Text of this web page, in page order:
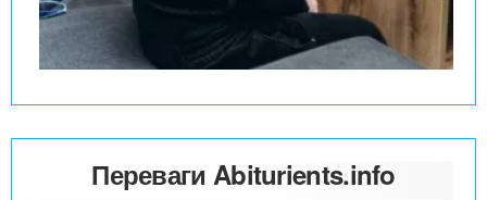
Переваги Abiturients.info